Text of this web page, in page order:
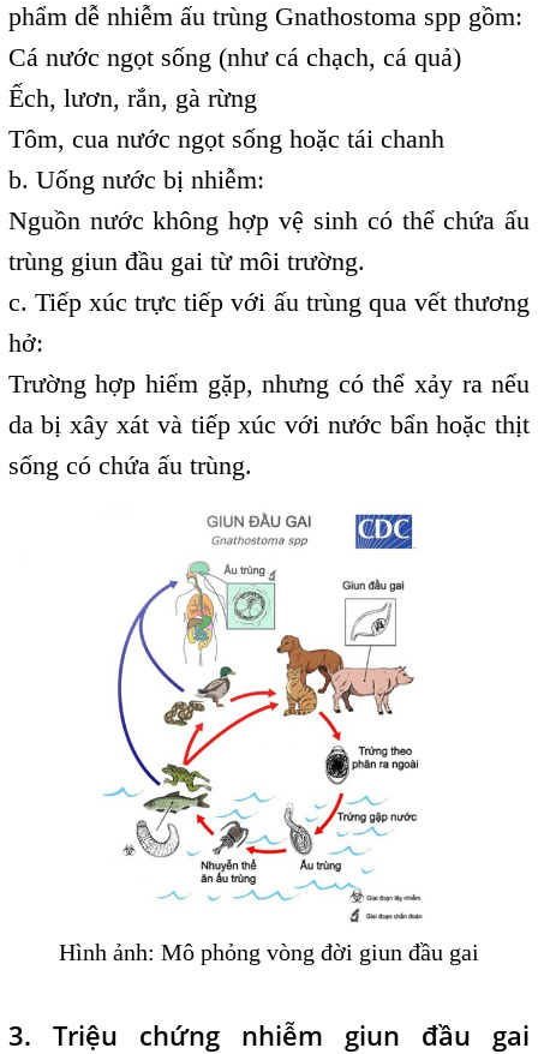
phẩm dễ nhiễm ấu trùng Gnathostoma spp gồm:
Cá nước ngọt sống (như cá chạch, cá quả)
Ếch, lươn, rắn, gà rừng
Tôm, cua nước ngọt sống hoặc tái chanh
b. Uống nước bị nhiễm:
Nguồn nước không hợp vệ sinh có thể chứa ấu
trùng giun đầu gai từ môi trường.
c. Tiếp xúc trực tiếp với ấu trùng qua vết thương
hở:
Trường hợp hiếm gặp, nhưng có thể xảy ra nếu
da bị xây xát và tiếp xúc với nước bẩn hoặc thịt
sống có chứa ấu trùng.
Hình ảnh: Mô phỏng vòng đời giun đầu gai
3. Triệu chứng nhiễm giun đầu gai